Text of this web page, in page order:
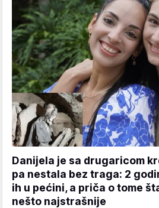
Danijela je sa drugaricom
pa nestala bez traga: 2
ih u pećini, a priča o tome
nešto najstrašnije